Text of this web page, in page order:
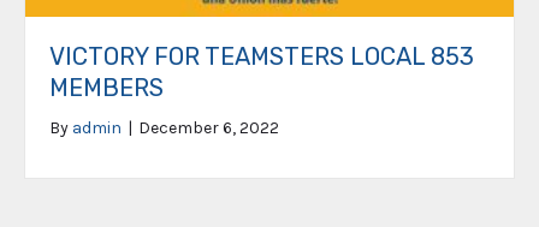
VICTORY FOR TEAMSTERS LOCAL 853
MEMBERS
By admin | December 6, 2022